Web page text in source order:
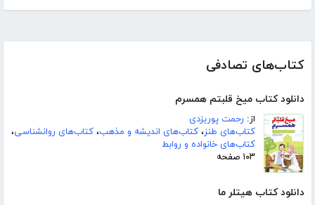
کتاب‌های تصادفی
دانلود کتاب میخ قلبتم همسرم
از: رحمت پوریزدی
کتاب‌های طنز، کتاب‌های اندیشه و مذهب، کتاب‌های روانشناسی،
کتاب‌های خانواده و روابط
۱۰۳ صفحه
دانلود کتاب هیتلر ما